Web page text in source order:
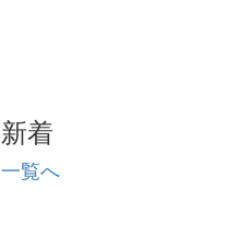
新着
一覧へ